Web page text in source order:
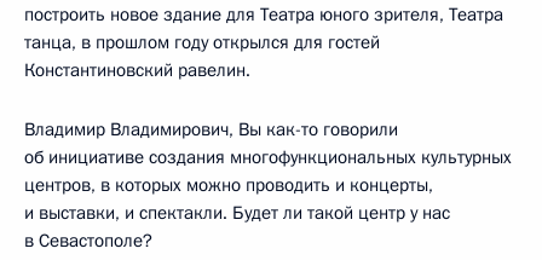
построить новое здание для Театра юного зрителя, Театра
танца, в прошлом году открылся для гостей
Константиновский равелин.
Владимир Владимирович, Вы как-то говорили
об инициативе создания многофункциональных культурных
центров, в которых можно проводить и концерты,
и выставки, и спектакли. Будет ли такой центр у нас
в Севастополе?